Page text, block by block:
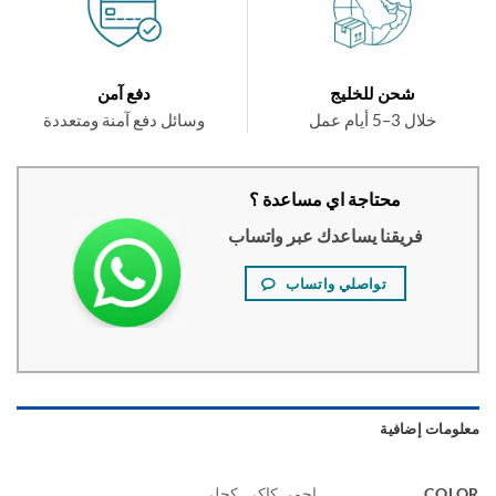
شحن للخليج
دفع آمن
وسائل دفع آمنة ومتعددة
محتاجة اي مساعدة ؟
فريقنا يساعدك عبر واتساب
تواصلي واتساب
إضافية